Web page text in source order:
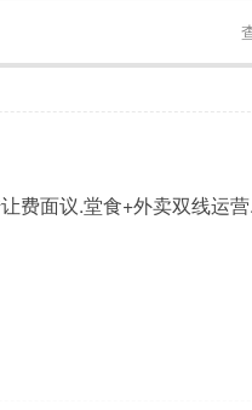
费面议.堂食+外卖双线运